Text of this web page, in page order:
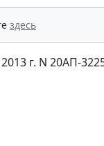
здесь
г. N 20АП-